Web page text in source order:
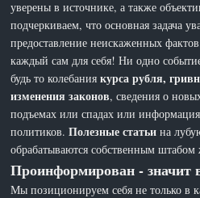
уверены в источнике, а также
подчеркиваем, что основная задача
предоставление неискаженных
каждый сам для себя! Ни одно
будь то колебаниякурса рубля,
изменения законов, сведения о
подъемах или спадах или
политиков.Полезные статьи на
обрабатываются собственным штабом
Проинформирован - значит
Мы позиционируем себя не только в